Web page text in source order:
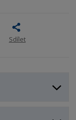
Sdílet